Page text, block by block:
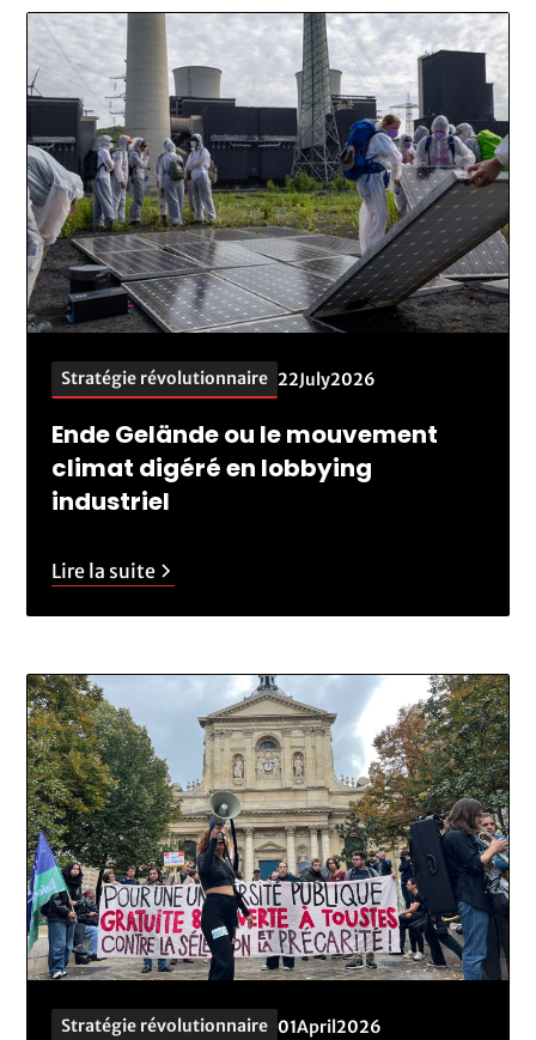
Stratégie révolutionnaire 22July2026
Ende Gelände ou le mouvement
climat digéré en lobbying
industriel
Lire la suite
Stratégie révolutionnaire 01April2026